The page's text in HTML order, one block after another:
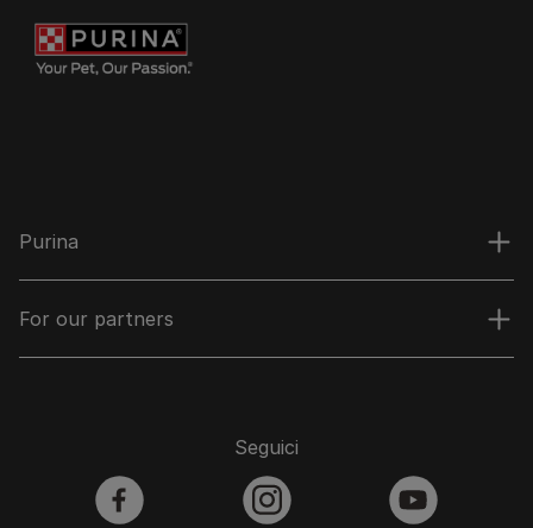
Purina
For our partners
Seguici
facebook instagram youtube